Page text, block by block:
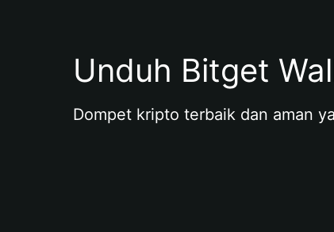
Unduh Bitget
Dompet kripto terbaik dan aman